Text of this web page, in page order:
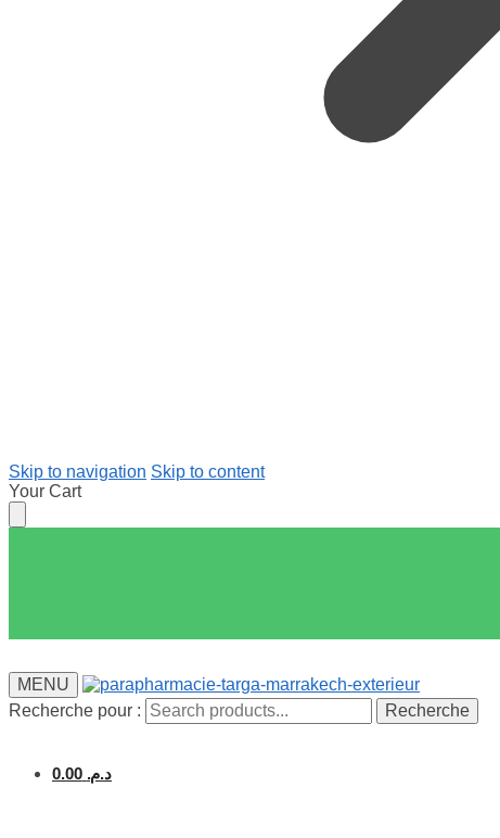
Skip to navigation Skip to content
Your Cart
MENU
Recherche pour :
Recherche
د.م. 0.00